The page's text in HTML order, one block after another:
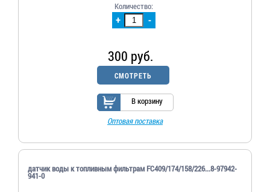
+ -
Количество:
300 руб.
СМОТРЕТЬ
В корзину
Оптовая поставка
датчик воды к топливным фильтрам FC409/174/158/226...8-97942-
941-0